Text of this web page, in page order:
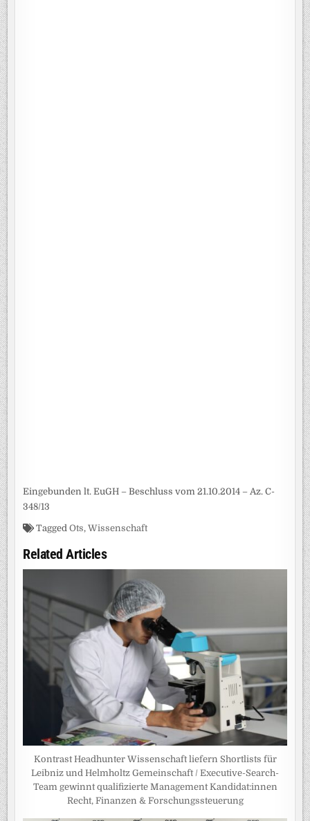
Eingebunden lt. EuGH – Beschluss vom 21.10.2014 – Az. C-
348/13
TaggedOts,Wissenschaft
Related Articles
Kontrast Headhunter Wissenschaft liefern Shortlists für
Leibniz und Helmholtz Gemeinschaft / Executive-Search-
Team gewinnt qualifizierte Management Kandidat:innen
Recht, Finanzen & Forschungssteuerung